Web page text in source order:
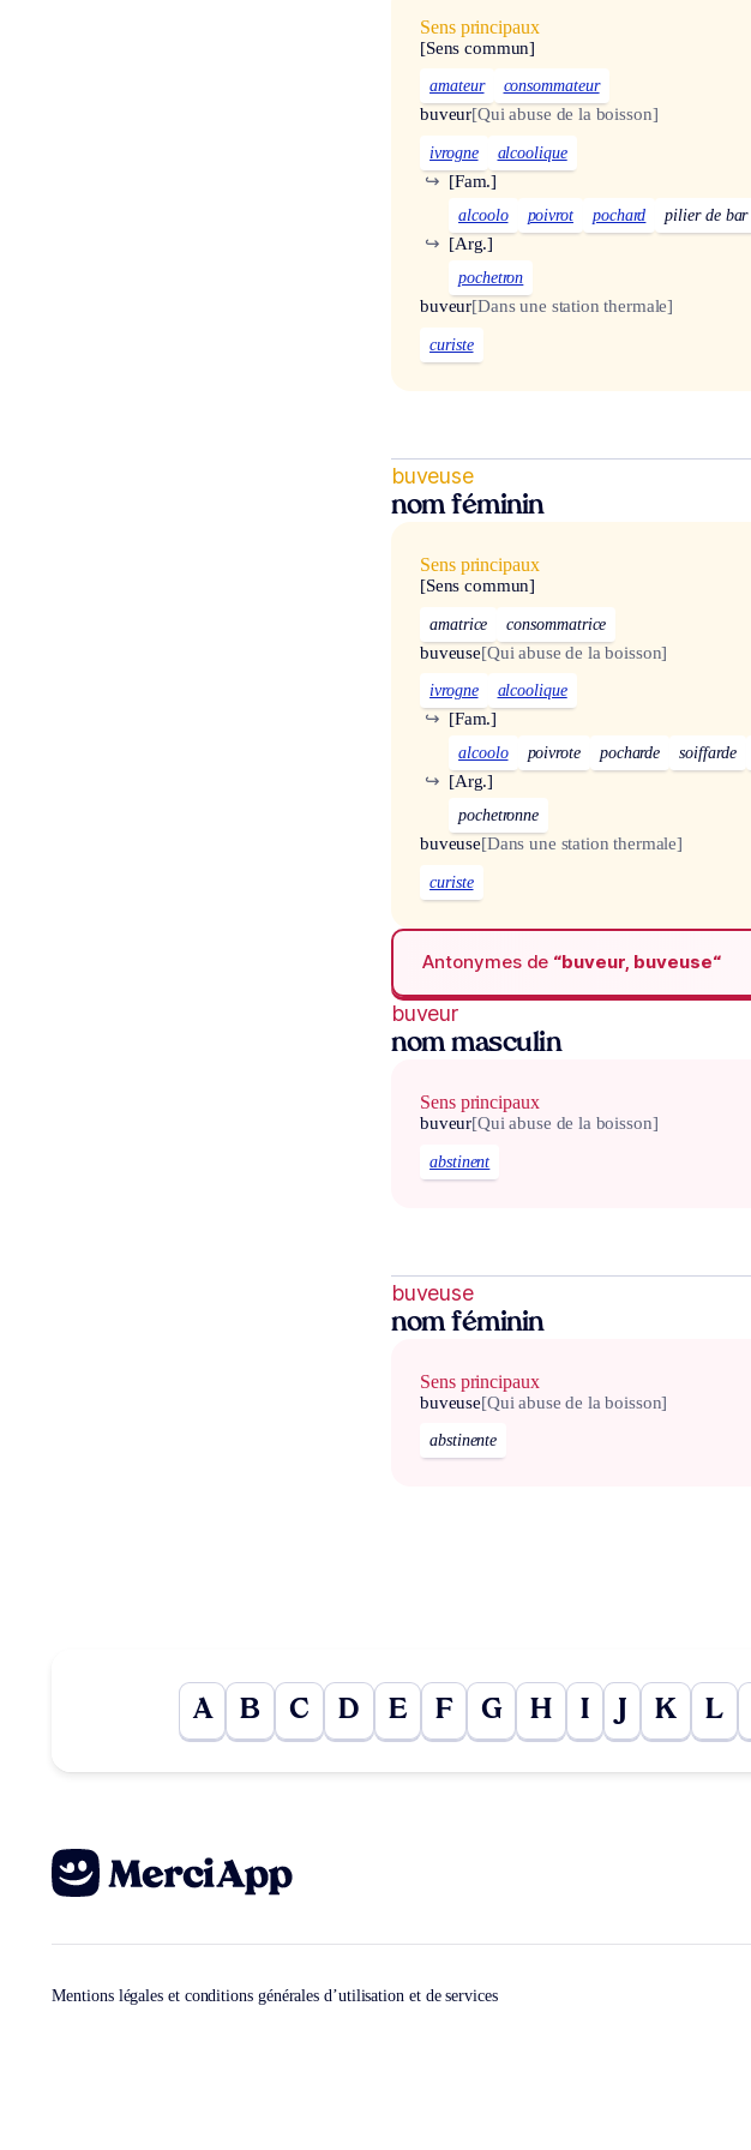
Sens principaux
[Sens commun]
amateur consommateur
buveur[Qui abuse de la boisson]
ivrogne alcoolique
[Fam.]
↪
alcoolo poivrot pochard pilier de bar
[Arg.]
↪
pochetron
buveur[Dans une station thermale]
curiste
buveuse
nom féminin
Sens principaux
[Sens commun]
amatrice consommatrice
buveuse[Qui abuse de la boisson]
ivrogne alcoolique
[Fam.]
↪
alcoolo poivrote pocharde soiffarde
[Arg.]
↪
pochetronne
buveuse[Dans une station thermale]
curiste
Antonymes de “buveur, buveuse“
buveur
nom masculin
Sens principaux
buveur[Qui abuse de la boisson]
abstinent
buveuse
nom féminin
Sens principaux
buveuse[Qui abuse de la boisson]
abstinente
A B C D E F G H I J K L
Mentions légales et conditions générales d’utilisation et de services